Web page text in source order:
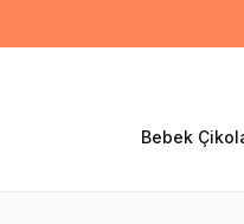
Bebek